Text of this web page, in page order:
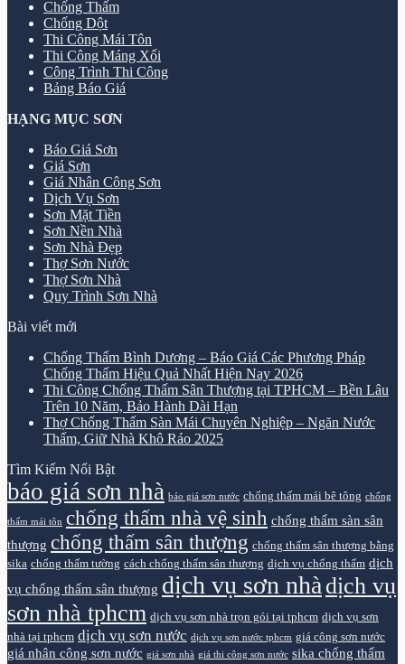
Chống Thấm
Chống Dột
Thi Công Mái Tôn
Thi Công Máng Xối
Công Trình Thi Công
Bảng Báo Giá
HẠNG MỤC SƠN
Báo Giá Sơn
Giá Sơn
Giá Nhân Công Sơn
Dịch Vụ Sơn
Sơn Mặt Tiền
Sơn Nền Nhà
Sơn Nhà Đẹp
Thợ Sơn Nước
Thợ Sơn Nhà
Quy Trình Sơn Nhà
Bài viết mới
Chống Thấm Bình Dương – Báo Giá Các Phương Pháp
Chống Thấm Hiệu Quả Nhất Hiện Nay 2026
Thi Công Chống Thấm Sân Thượng tại TPHCM – Bền Lâu
Trên 10 Năm, Bảo Hành Dài Hạn
Thợ Chống Thấm Sàn Mái Chuyên Nghiệp – Ngăn Nước
Thấm, Giữ Nhà Khô Ráo 2025
Tìm Kiếm Nổi Bật
báo giá sơn nhà báo giá sơn nước chống thấm mái bê tông chống
thấm mái tôn chống thấm nhà vệ sinh chống thấm sàn sân
thượng chống thấm sân thượng chống thấm sân thượng bằng
sika chống thấm tường cách chống thấm sân thượng dịch vụ chống thấm dịch
vụ chống thấm sân thượng dịch vụ sơn nhà dịch vụ
sơn nhà tphcm dịch vụ sơn nhà trọn gói tại tphcm dịch vụ sơn
nhà tại tphcm dịch vụ sơn nước dịch vụ sơn nước tphcm giá công sơn nước
giá nhân công sơn nước giá sơn nhà giá thi công sơn nước sika chống thấm